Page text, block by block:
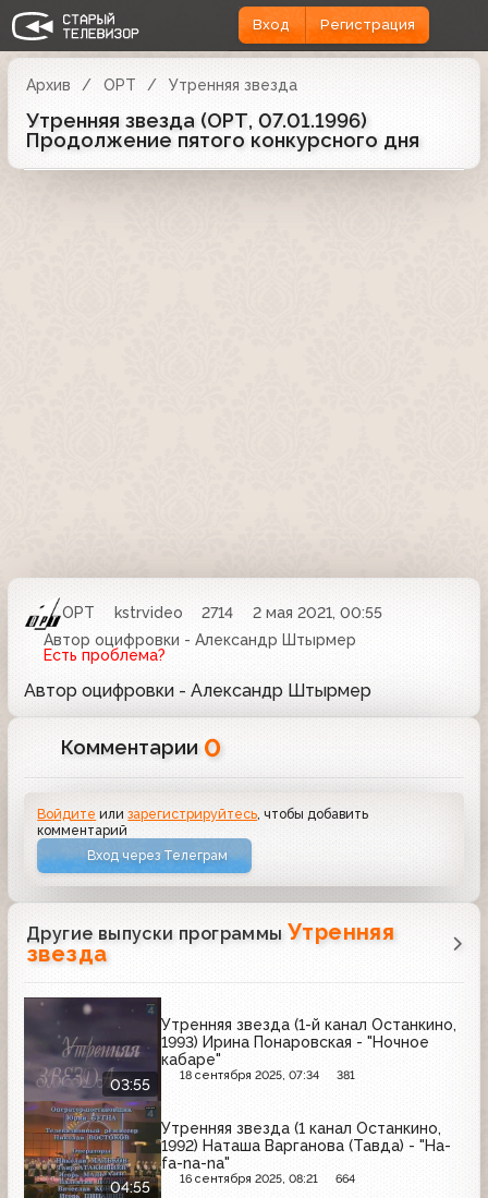
Вход Регистрация
Архив ОРТ Утренняя звезда
Утренняя звезда (ОРТ, 07.01.1996)
Продолжение пятого конкурсного дня
ОРТ kstrvideo 2714
2 мая 2021, 00:55
Автор оцифровки - Александр Штырмер
Есть проблема?
Автор оцифровки - Александр Штырмер
Комментарии 0
Войдите илизарегистрируйтесь , чтобы добавить
комментарий
Вход через Телеграм
Другие выпуски программы Утренняя
звезда
03:55
Утренняя звезда (1-й канал Останкино,
1993) Ирина Понаровская - "Ночное
кабаре"
18 сентября 2025, 07:34 381
04:55
Утренняя звезда (1 канал Останкино,
1992) Наташа Варганова (Тавда) - "Ha-
fa-na-na"
16 сентября 2025, 08:21 664